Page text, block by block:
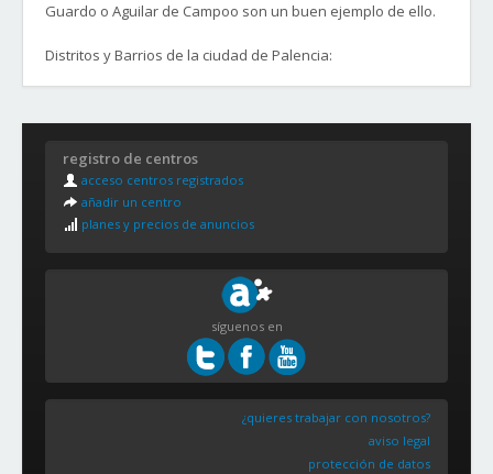
Guardo o Aguilar de Campoo son un buen ejemplo de ello.
Distritos y Barrios de la ciudad de Palencia:
San Pablo y Santa Marina
El Cristo
Ave María
San Juanillo
Pan y Guindas
registro de centros
acceso centros registrados
añadir un centro
planes y precios de anuncios
síguenos en
¿quieres trabajar con nosotros?
aviso legal
protección de datos